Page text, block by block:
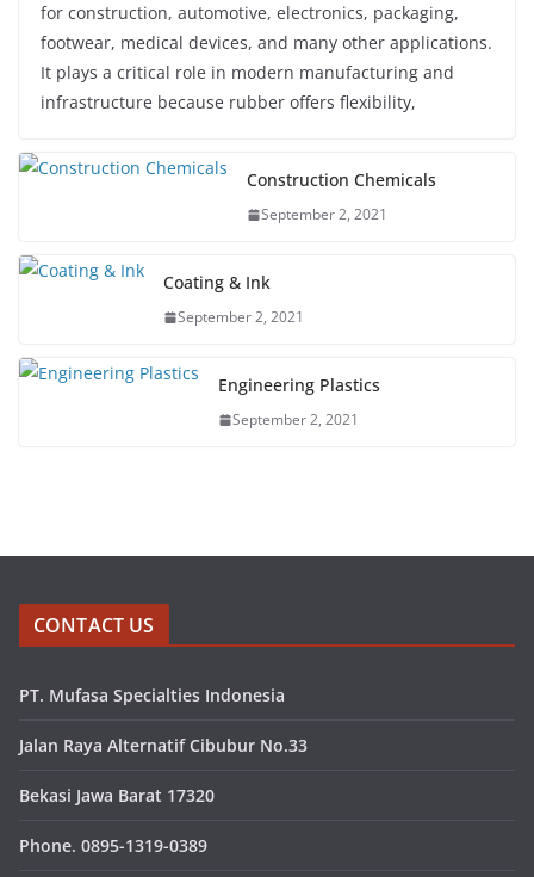
for construction, automotive, electronics, packaging,
footwear, medical devices, and many other applications.
It plays a critical role in modern manufacturing and
infrastructure because rubber offers flexibility,
Construction Chemicals
September 2, 2021
Coating & Ink
September 2, 2021
Engineering Plastics
September 2, 2021
CONTACT US
PT. Mufasa Specialties Indonesia
Jalan Raya Alternatif Cibubur No.33
Bekasi Jawa Barat 17320
Phone. 0895-1319-0389